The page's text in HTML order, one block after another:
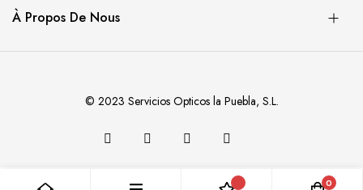
À Propos De Nous
© 2023 Servicios Opticos la Puebla, S.L.
0